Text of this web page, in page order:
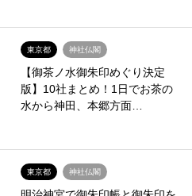
東京都 神社仏閣
【御茶ノ水御朱印めぐり決定
版】10社まとめ！1日でお茶の
水から神田、本郷方面…
東京都 神社仏閣